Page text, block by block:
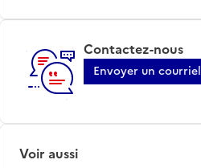
Contactez-nous
Envoyer un courriel
Voir aussi